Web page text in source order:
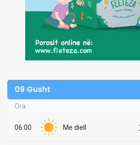
09 Gusht
Ora
06:00 Me diell